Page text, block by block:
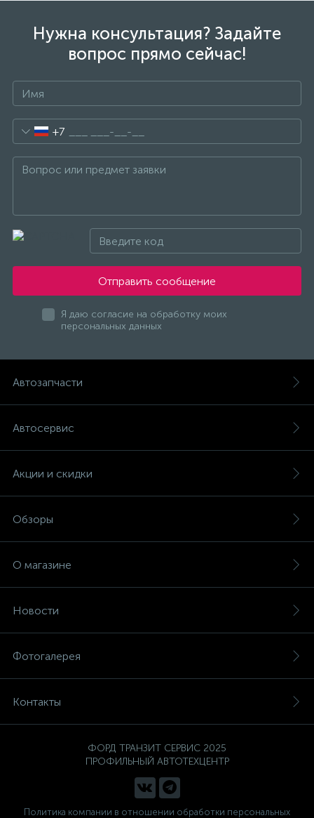
Нужна консультация? Задайте
вопрос прямо сейчас!
+7
Отправить сообщение
Я даю согласие на обработку моих
персональных данных
Автозапчасти
Автосервис
Акции и скидки
Обзоры
О магазине
Новости
Фотогалерея
Контакты
ФОРД ТРАНЗИТ СЕРВИС 2025
ПРОФИЛЬНЫЙ АВТОТЕХЦЕНТР
Политика компании в отношении обработки персональных